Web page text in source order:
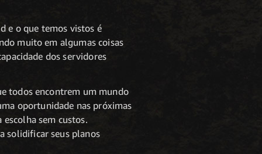
e o que temos vistos é
muito em algumas coisas
dos servidores
todos encontrem um mundo
oportunidade nas próximas
sem custos.
solidificar seus planos